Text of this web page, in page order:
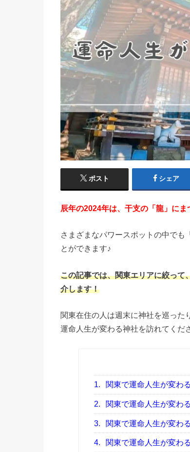
ポスト シェア
辰年の2024年は、干支の「龍」に
さまざまなパワースポットの中でも
とができます♪
この記事では、関東エリアに絞って
介します！
関東在住の人は週末に神社を巡った
運命人生が変わる神社を訪れてくだ
1. 関東で運命人生が変わ
2. 関東で運命人生が変わ
3. 関東で運命人生が変わ
4. 関東で運命人生が変わ